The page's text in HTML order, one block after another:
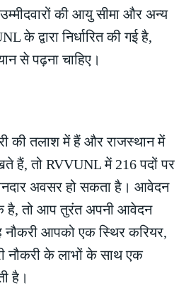
की आयु सीमा और अन्य
के द्वारा निर्धारित की गई है,
से पढ़ना चाहिए।
की तलाश में हैं और राजस्थान में
हैं, तो RVVUNL में 216 पदों पर
अवसर हो सकता है। आवेदन
है, तो आप तुरंत अपनी आवेदन
नौकरी आपको एक स्थिर करियर,
नौकरी के लाभों के साथ एक
है।